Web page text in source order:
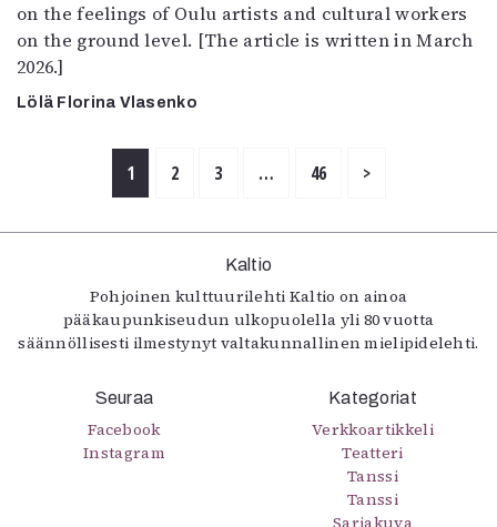
on the feelings of Oulu artists and cultural workers
on the ground level. [The article is written in March
2026.]
Lölä Florina Vlasenko
1 2 3 … 46 >
Kaltio
Pohjoinen kulttuurilehti Kaltio on ainoa
pääkaupunkiseudun ulkopuolella yli 80 vuotta
säännöllisesti ilmestynyt valtakunnallinen mielipidelehti.
Seuraa
Facebook
Instagram
Kategoriat
Verkkoartikkeli
Teatteri
Tanssi
Tanssi
Sarjakuva